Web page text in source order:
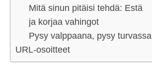
Mitä sinun pitäisi tehdä: Estä
ja korjaa vahingot
Pysy valppaana, pysy turvassa
URL-osoitteet